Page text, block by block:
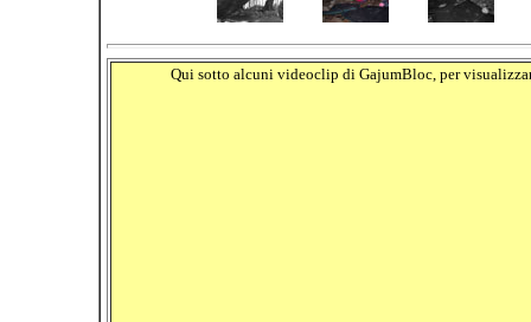
Qui sotto alcuni videoclip di GajumBloc, per